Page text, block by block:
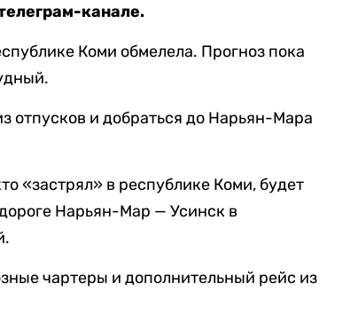
канале.
Коми обмелела. Прогноз пока
отпусков и добраться до Нарьян-Мара
«застрял» в республике Коми, будет
Нарьян-Мар — Усинск в
чартеры и дополнительный рейс из